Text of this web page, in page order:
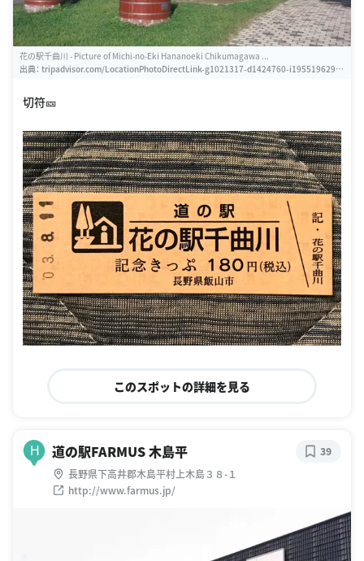
花の駅千曲川 - Picture of Michi-no-Eki Hananoeki Chikumagawa ...
出典： tripadvisor.com/LocationPhotoDirectLink-g1021317-d1424760-i195519629-
html
切符🎫
このスポットの詳細を見る
H 道の駅FARMUS 木島平
長野県下高井郡木島平村上木島３８-１
http://www.farmus.jp/
39